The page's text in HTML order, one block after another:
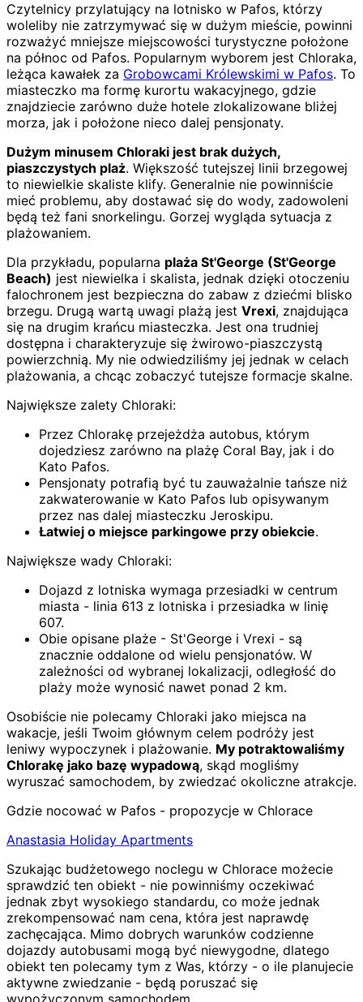
Czytelnicy przylatujący na lotnisko w Pafos, którzy
woleliby nie zatrzymywać się w dużym mieście, powinni
rozważyć mniejsze miejscowości turystyczne położone
na północ od Pafos. Popularnym wyborem jest Chloraka,
leżąca kawałek za Grobowcami Królewskimi w Pafos. To
miasteczko ma formę kurortu wakacyjnego, gdzie
znajdziecie zarówno duże hotele zlokalizowane bliżej
morza, jak i położone nieco dalej pensjonaty.
Dużym minusem Chloraki jest brak dużych,
piaszczystych plaż. Większość tutejszej linii brzegowej
to niewielkie skaliste klify. Generalnie nie powinniście
mieć problemu, aby dostawać się do wody, zadowoleni
będą też fani snorkelingu. Gorzej wygląda sytuacja z
plażowaniem.
Dla przykładu, popularna plaża St'George (St'George
Beach) jest niewielka i skalista, jednak dzięki otoczeniu
falochronem jest bezpieczna do zabaw z dziećmi blisko
brzegu. Drugą wartą uwagi plażą jest Vrexi, znajdująca
się na drugim krańcu miasteczka. Jest ona trudniej
dostępna i charakteryzuje się żwirowo-piaszczystą
powierzchnią. My nie odwiedziliśmy jej jednak w celach
plażowania, a chcąc zobaczyć tutejsze formacje skalne.
Największe zalety Chloraki:
Przez Chlorakę przejeżdża autobus, którym
dojedziesz zarówno na plażę Coral Bay, jak i do
Kato Pafos.
Pensjonaty potrafią być tu zauważalnie tańsze niż
zakwaterowanie w Kato Pafos lub opisywanym
przez nas dalej miasteczku Jeroskipu.
Łatwiej o miejsce parkingowe przy obiekcie.
Największe wady Chloraki:
Dojazd z lotniska wymaga przesiadki w centrum
miasta - linia 613 z lotniska i przesiadka w linię
607.
Obie opisane plaże - St'George i Vrexi - są
znacznie oddalone od wielu pensjonatów. W
zależności od wybranej lokalizacji, odległość do
plaży może wynosić nawet ponad 2 km.
Osobiście nie polecamy Chloraki jako miejsca na
wakacje, jeśli Twoim głównym celem podróży jest
leniwy wypoczynek i plażowanie. My potraktowaliśmy
Chlorakę jako bazę wypadową, skąd mogliśmy
wyruszać samochodem, by zwiedzać okoliczne atrakcje.
Gdzie nocować w Pafos - propozycje w Chlorace
Anastasia Holiday Apartments
Szukając budżetowego noclegu w Chlorace możecie
sprawdzić ten obiekt - nie powinniśmy oczekiwać
jednak zbyt wysokiego standardu, co może jednak
zrekompensować nam cena, która jest naprawdę
zachęcająca. Mimo dobrych warunków codzienne
dojazdy autobusami mogą być niewygodne, dlatego
obiekt ten polecamy tym z Was, którzy - o ile planujecie
aktywne zwiedzanie - będą poruszać się